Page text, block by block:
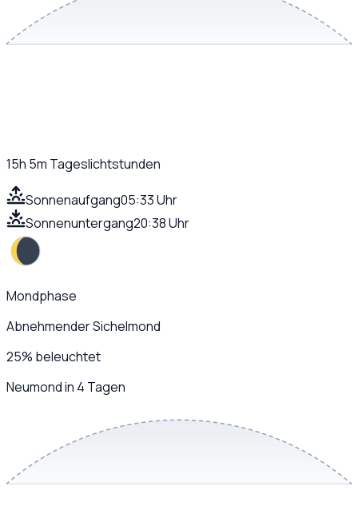
15h 5m Tageslichtstunden
Sonnenaufgang05:33 Uhr
Sonnenuntergang20:38 Uhr
Mondphase
Abnehmender Sichelmond
25% beleuchtet
Neumond in 4 Tagen